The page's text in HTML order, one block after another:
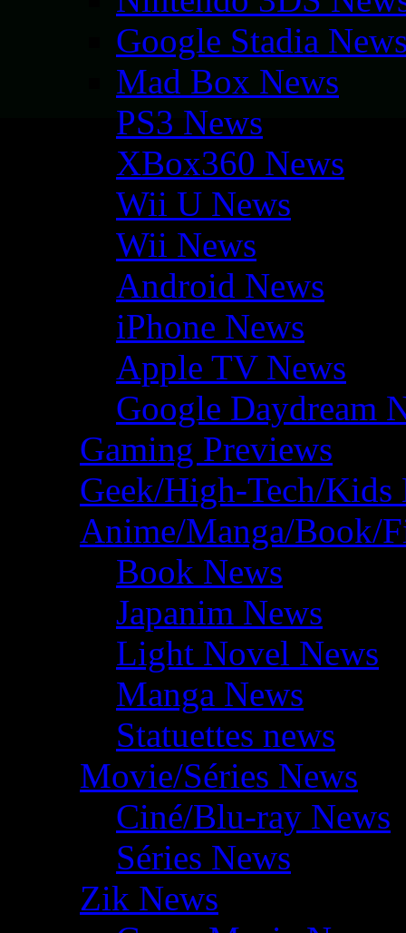
Google Stadia
Mad Box News
PS3 News
XBox360 News
Wii U News
Wii News
Android News
iPhone News
Apple TV News
Google Daydream
Gaming Previews
Geek/High-Tech/Kids
Anime/Manga/Book/
Book News
Japanim News
Light Novel News
Manga News
Statuettes news
Movie/Séries News
Ciné/Blu-ray News
Séries News
Zik News